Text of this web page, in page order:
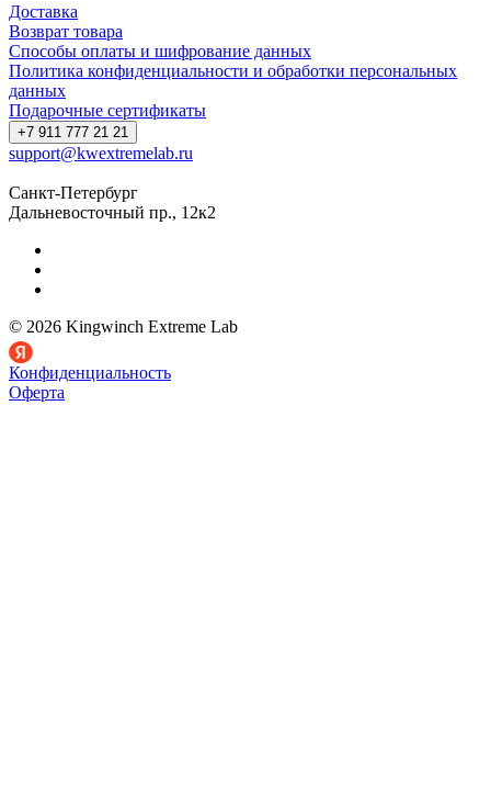
Доставка
Возврат товара
Способы оплаты и шифрование данных
Политика конфиденциальности и обработки персональных
данных
Подарочные сертификаты
+7 911 777 21 21
support@kwextremelab.ru
Санкт-Петербург
Дальневосточный пр., 12к2
© 2026 Kingwinch Extreme Lab
Конфиденциальность
Оферта